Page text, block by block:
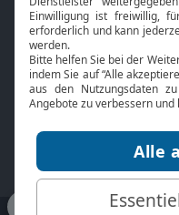
Bibel TV
Über uns
Jobs
Mediadaten